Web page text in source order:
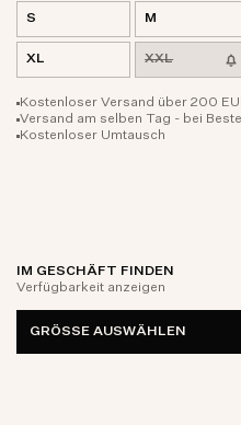
S M
XL XXL
Kostenloser Versand über 200
Versand am selben Tag - bei
Kostenloser Umtausch
IM GESCHÄFT FINDEN
Verfügbarkeit anzeigen
GRÖSSE AUSWÄHLEN